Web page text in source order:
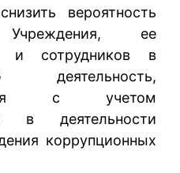
вероятность
Учреждения, ее
и сотрудников в
деятельность,
с учетом
в деятельности
коррупционных